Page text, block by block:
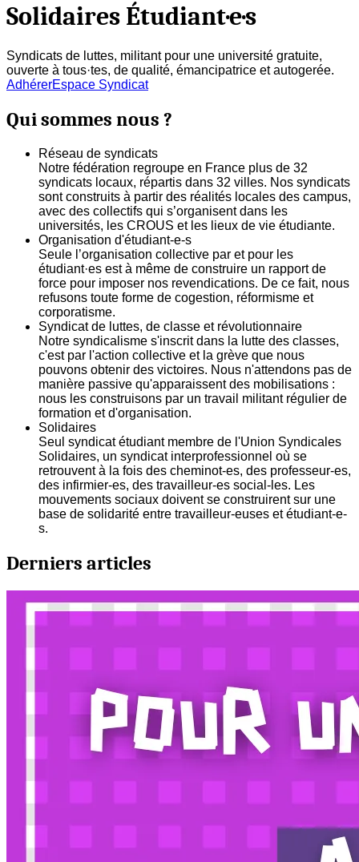
Solidaires Étudiant·e·s
Syndicats de luttes, militant pour une université gratuite,
ouverte à tous·tes, de qualité, émancipatrice et autogerée.
AdhérerEspace Syndicat
Qui sommes nous ?
Réseau de syndicats
Notre fédération regroupe en France plus de 32
syndicats locaux, répartis dans 32 villes. Nos syndicats
sont construits à partir des réalités locales des campus,
avec des collectifs qui s’organisent dans les
universités, les CROUS et les lieux de vie étudiante.
Organisation d'étudiant-e-s
Seule l’organisation collective par et pour les
étudiant·es est à même de construire un rapport de
force pour imposer nos revendications. De ce fait, nous
refusons toute forme de cogestion, réformisme et
corporatisme.
Syndicat de luttes, de classe et révolutionnaire
Notre syndicalisme s'inscrit dans la lutte des classes,
c'est par l'action collective et la grève que nous
pouvons obtenir des victoires. Nous n'attendons pas de
manière passive qu'apparaissent des mobilisations :
nous les construisons par un travail militant régulier de
formation et d'organisation.
Solidaires
Seul syndicat étudiant membre de l'Union Syndicales
Solidaires, un syndicat interprofessionnel où se
retrouvent à la fois des cheminot-es, des professeur-es,
des infirmier-es, des travailleur-es social-les. Les
mouvements sociaux doivent se construirent sur une
base de solidarité entre travailleur-euses et étudiant-e-
s.
Derniers articles